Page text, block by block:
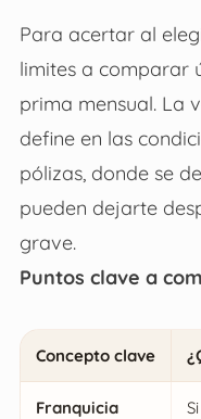
Para acertar al
limites a comparar
prima mensual. La
define en las
pólizas, donde se
pueden dejarte
grave.
Puntos clave a
Concepto clave
Franquicia